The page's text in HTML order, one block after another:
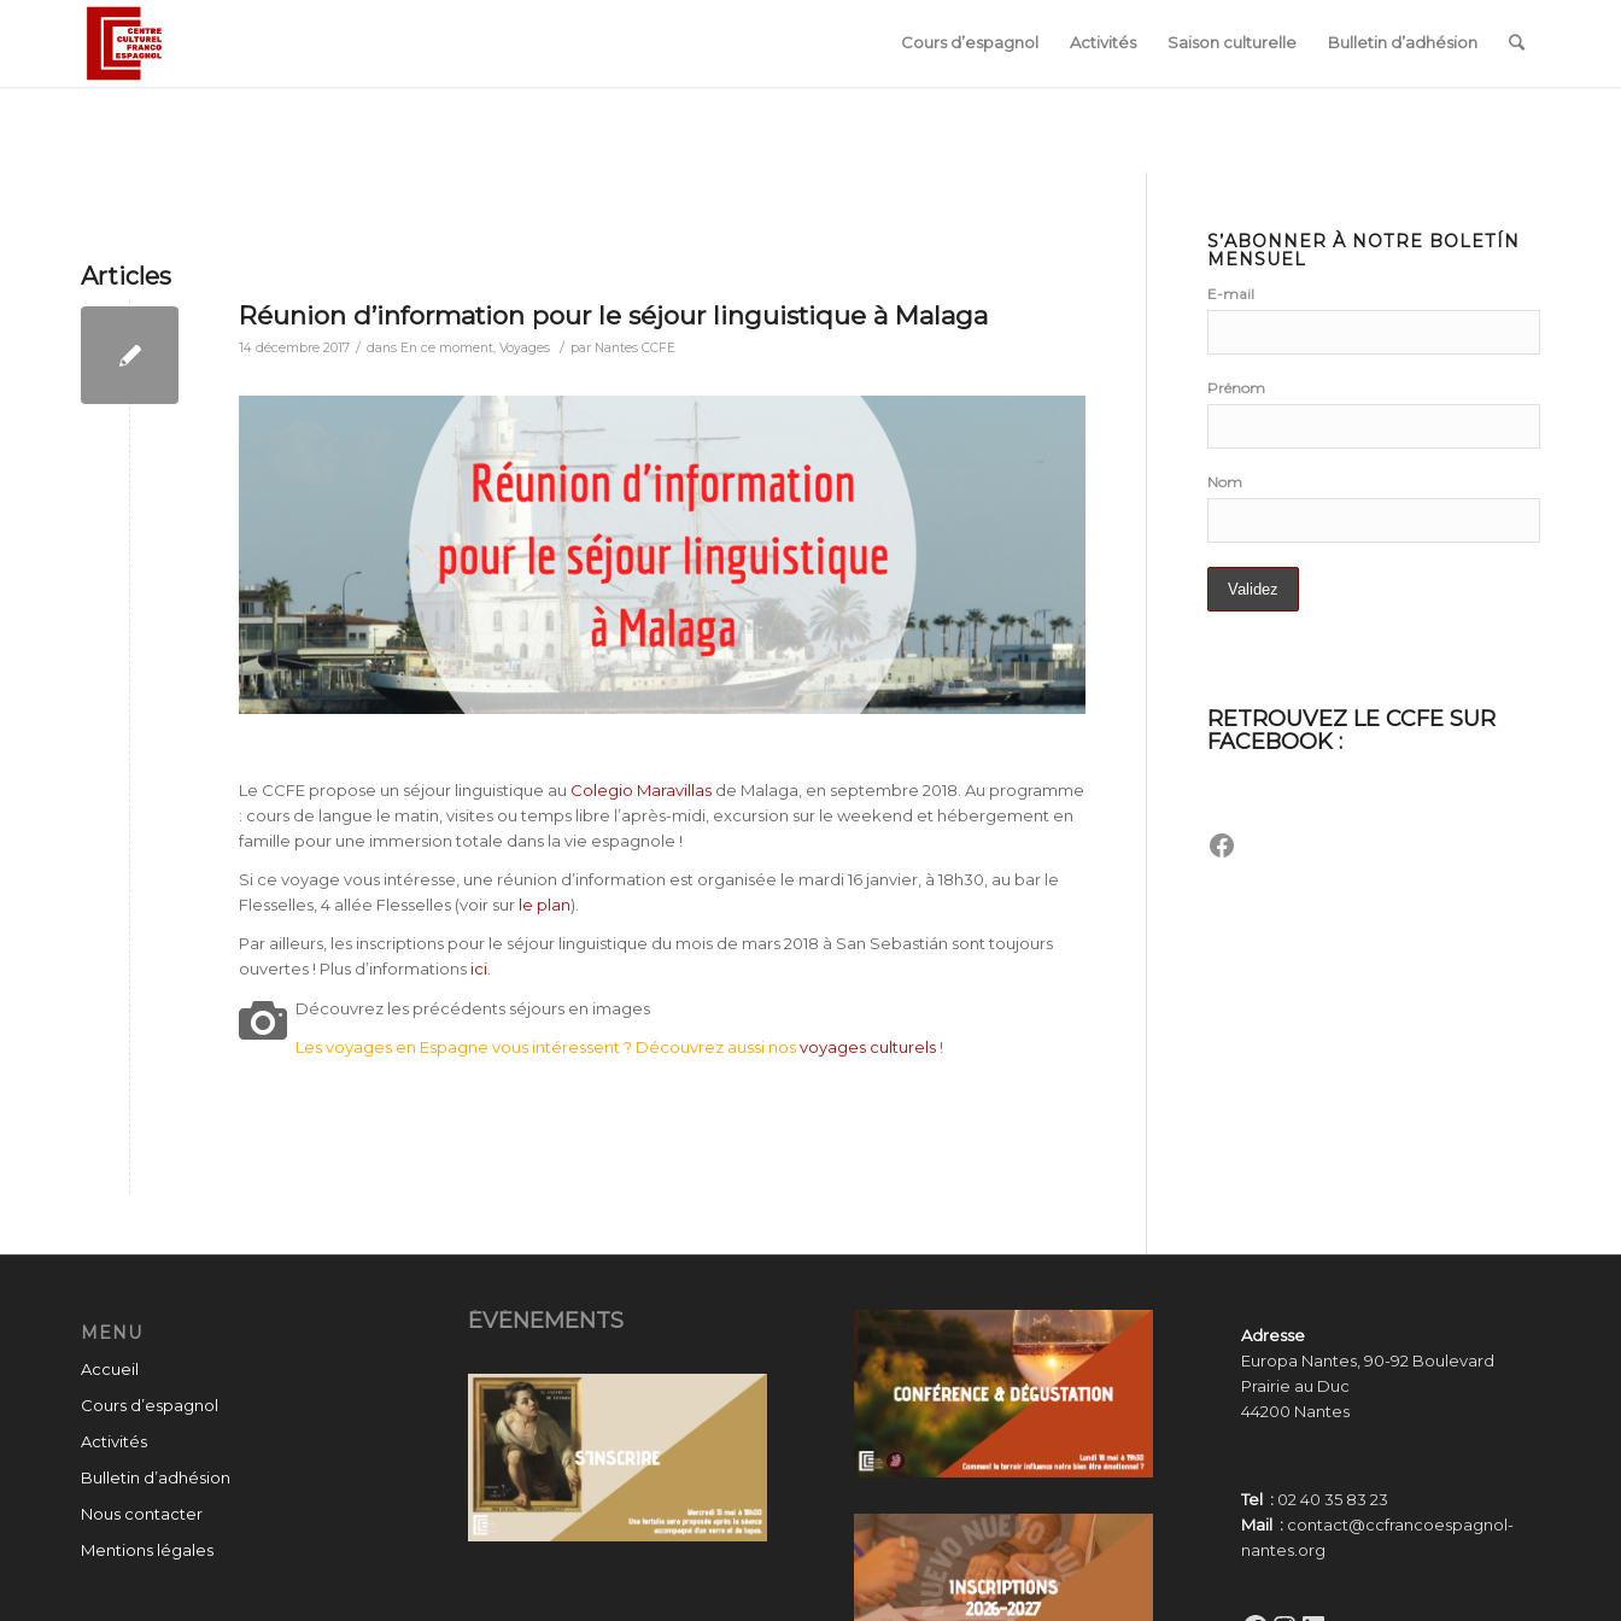
Cours d’espagnol Activités Saison culturelle Bulletin d’adhésion
Articles
Réunion d’information pour le séjour linguistique à Malaga
14 décembre 2017 / dans En ce moment, Voyages / par Nantes CCFE
Le CCFE propose un séjour linguistique au Colegio Maravillas de Malaga, en septembre 2018. Au programme
: cours de langue le matin, visites ou temps libre l’après-midi, excursion sur le weekend et hébergement en
famille pour une immersion totale dans la vie espagnole !
Si ce voyage vous intéresse, une réunion d’information est organisée le mardi 16 janvier, à 18h30, au bar le
Flesselles, 4 allée Flesselles (voir sur le plan).
Par ailleurs, les inscriptions pour le séjour linguistique du mois de mars 2018 à San Sebastián sont toujours
ouvertes ! Plus d’informations ici.
Découvrez les précédents séjours en images
Les voyages en Espagne vous intéressent ? Découvrez aussi nosvoyages culturels!
S’ABONNER À NOTRE BOLETÍN
MENSUEL
E-mail
Prénom
Nom
RETROUVEZ LE CCFE SUR
FACEBOOK :
Facebook
MENU
Accueil
Cours d’espagnol
Activités
Bulletin d’adhésion
Nous contacter
Mentions légales
ÉVÉNEMENTS
Adresse
Europa Nantes, 90-92 Boulevard
Prairie au Duc
44200 Nantes
Tel : 02 40 35 83 23
Mail :contact@ccfrancoespagnol-
nantes.org